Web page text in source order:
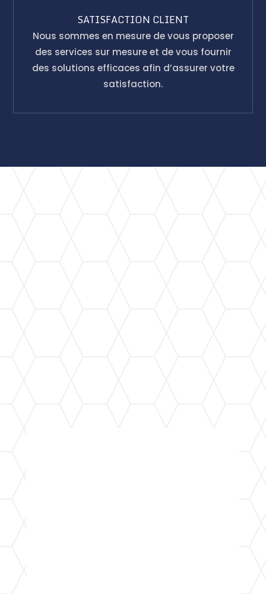
SATISFACTION CLIENT
Nous sommes en mesure de vous proposer
des services sur mesure et de vous fournir
des solutions efficaces afin d’assurer votre
satisfaction.